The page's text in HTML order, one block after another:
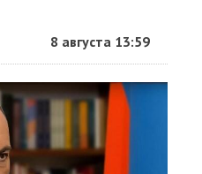
8 августа 13:59